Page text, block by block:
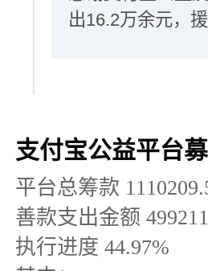
出16.2万余元，
支付宝公益平台
平台总筹款
善款支出金额
执行进度 44.97%